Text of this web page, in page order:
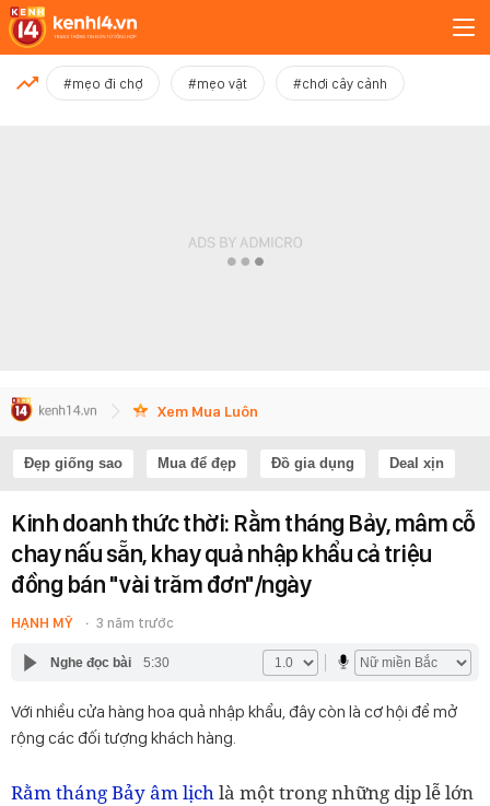
MỚI NHẤT
#mẹo đi chợ #mẹo vặt #chơi cây cảnh
Xem Mua Luôn
Đẹp giống sao Mua để đẹp Đồ gia dụng Deal xịn
Kinh doanh thức thời: Rằm tháng Bảy, mâm cỗ
chay nấu sẵn, khay quả nhập khẩu cả triệu
đồng bán "vài trăm đơn"/ngày
HẠNH MỸ 3 năm trước
Nghe đọc bài 5:30
Với nhiều cửa hàng hoa quả nhập khẩu, đây còn là cơ hội để mở
rộng các đối tượng khách hàng.
Rằm tháng Bảy âm lịchlà một trong những dịp lễ lớn